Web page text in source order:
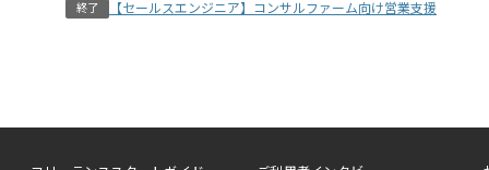
終了 【セールスエンジニア】コンサルファーム向け営業支援